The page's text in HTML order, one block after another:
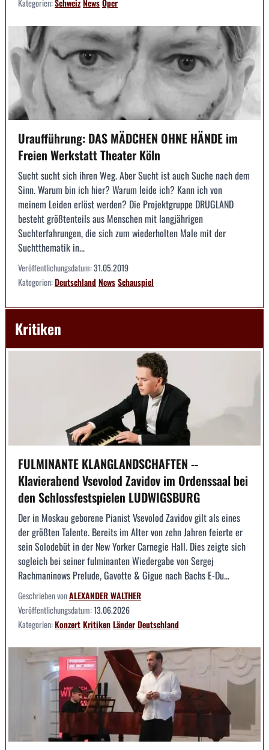
Kategorien:Schweiz NewsOper
Uraufführung: DAS MÄDCHEN OHNE HÄNDE im
Freien Werkstatt Theater Köln
Sucht sucht sich ihren Weg. Aber Sucht ist auch Suche nach dem
Sinn. Warum bin ich hier? Warum leide ich? Kann ich von
meinem Leiden erlöst werden? Die Projektgruppe DRUGLAND
besteht größtenteils aus Menschen mit langjährigen
Suchterfahrungen, die sich zum wiederholten Male mit der
Suchtthematik in...
Veröffentlichungsdatum:31.05.2019
Kategorien:DeutschlandNewsSchauspiel
Kritiken
FULMINANTE KLANGLANDSCHAFTEN --
Klavierabend Vsevolod Zavidov im Ordenssaal bei
den Schlossfestspielen LUDWIGSBURG
Der in Moskau geborene Pianist Vsevolod Zavidov gilt als eines
der größten Talente. Bereits im Alter von zehn Jahren feierte er
sein Solodebüt in der New Yorker Carnegie Hall. Dies zeigte sich
sogleich bei seiner fulminanten Wiedergabe von Sergej
Rachmaninows Prelude, Gavotte & Gigue nach Bachs E-Du...
Geschrieben vonALEXANDER WALTHER
Veröffentlichungsdatum:13.06.2026
Kategorien:KonzertKritikenLänderDeutschland